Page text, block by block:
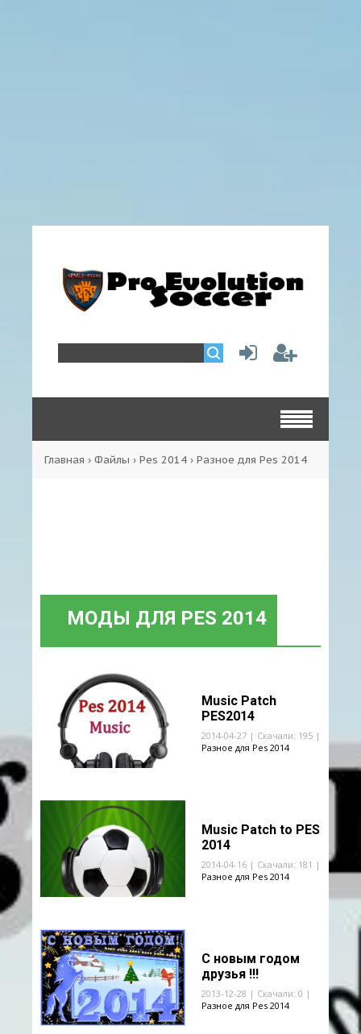
Главная › Файлы › Pes 2014 › Разное для Pes 2014
МОДЫ ДЛЯ PES 2014
Music Patch
PES2014
2014-04-27 | Скачали: 195 |
Разное для Pes 2014
Music Patch to PES
2014
2014-04-16 | Скачали: 181 |
Разное для Pes 2014
С новым годом
друзья !!!
2013-12-28 | Скачали: 0 |
Разное для Pes 2014